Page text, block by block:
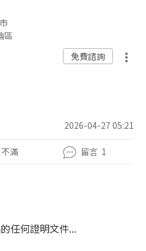
區
免費諮詢
2026-04-27 05:21
不滿 留言 1
任何證明文件...